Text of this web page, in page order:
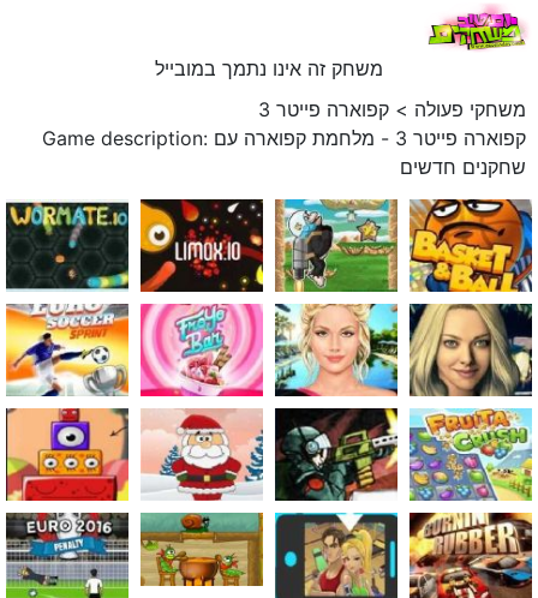
משחק זה אינו נתמך במובייל
משחקי פעולה > קפוארה פייטר 3
Game description: קפוארה פייטר 3 - מלחמת קפוארה עם
שחקנים חדשים